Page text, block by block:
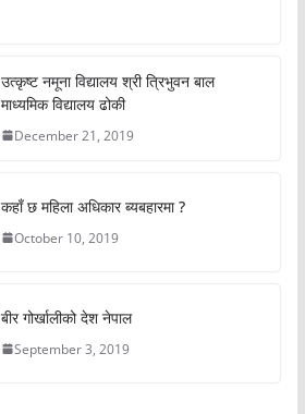
उत्कृष्ट नमूना विद्यालय श्री त्रिभुवन बाल
माध्यमिक विद्यालय ढोकी
December 21, 2019
कहाँ छ महिला अधिकार ब्यबहारमा ?
October 10, 2019
बीर गोर्खालीको देश नेपाल
September 3, 2019